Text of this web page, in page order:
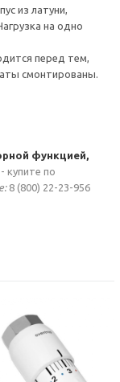
из латуни,
на одно
перед тем,
смонтированы.
функцией,
- купите по
8 (800) 22-23-956